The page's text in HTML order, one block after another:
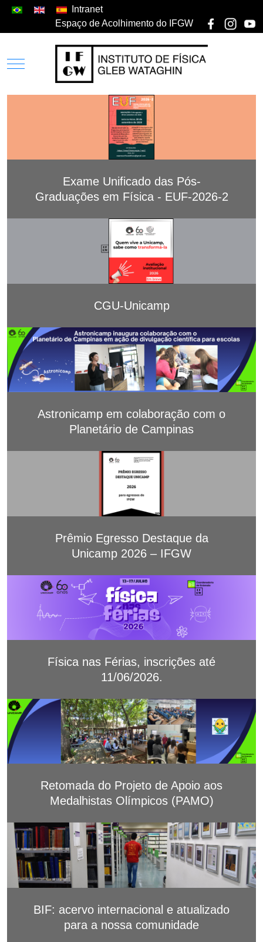
Intranet
Espaço de Acolhimento do IFGW
Exame Unificado das Pós-
Graduações em Física - EUF-2026-2
CGU-Unicamp
Astronicamp em colaboração com o
Planetário de Campinas
Prêmio Egresso Destaque da
Unicamp 2026 – IFGW
Física nas Férias, inscrições até
11/06/2026.
Retomada do Projeto de Apoio aos
Medalhistas Olímpicos (PAMO)
BIF: acervo internacional e atualizado
para a nossa comunidade